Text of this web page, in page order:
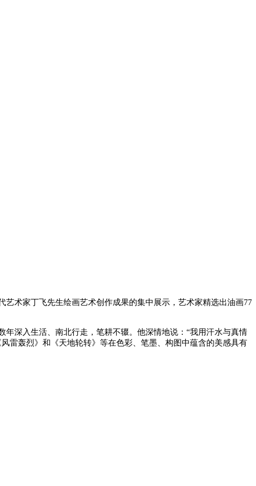
术家丁飞先生绘画艺术创作成果的集中展示，艺术家精选出油画77
深入生活、南北行走，笔耕不辍。他深情地说：“我用汗水与真情
雷轰烈》和《天地轮转》等在色彩、笔墨、构图中蕴含的美感具有